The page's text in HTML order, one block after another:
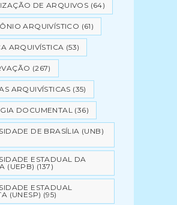
DE ARQUIVOS (64)
ARQUIVÍSTICO (61)
ARQUIVÍSTICA (53)
(267)
ARQUIVÍSTICAS (35)
DOCUMENTAL (36)
DE BRASÍLIA (UNB)
ESTADUAL DA
(UEPB) (137)
ESTADUAL
(UNESP) (95)